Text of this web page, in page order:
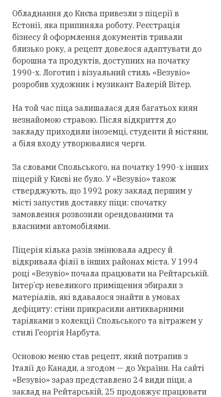
Обладнання до Києва привезли з піцерії в
Естонії, яка припиняла роботу. Реєстрація
бізнесу й оформлення документів тривали
близько року, а рецепт довелося адаптувати до
борошна та продуктів, доступних на початку
1990-х. Логотип і візуальний стиль «Везувіо»
розробив художник і музикант Валерій Вітер.
На той час піца залишалася для багатьох киян
незнайомою стравою. Після відкриття до
закладу приходили іноземці, студенти й містяни,
а біля входу утворювалися черги.
За словами Спольського, на початку 1990-х інших
піцерій у Києві не було. У «Везувіо» також
стверджують, що 1992 року заклад першим у
місті запустив доставку піци: спочатку
замовлення розвозили орендованими та
власними автомобілями.
Піцерія кілька разів змінювала адресу й
відкривала філії в інших районах міста. У 1994
році «Везувіо» почала працювати на Рейтарській.
Інтер’єр невеликого приміщення збирали з
матеріалів, які вдавалося знайти в умовах
дефіциту: стіни прикрасили антикварними
тарілками з колекції Спольського та вітражем у
стилі Георгія Нарбута.
Основою меню став рецепт, який потрапив з
Італії до Канади, а згодом — до України. На сайті
«Везувіо» зараз представлено 24 види піци, а
заклад на Рейтарській, 25 продовжує працювати